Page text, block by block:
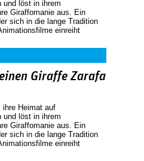
und löst in ihrem
Giraffomanie aus. Ein
sich in die lange Tradition
einreiht
Giraffe Zarafa
Heimat auf
und löst in ihrem
Giraffomanie aus. Ein
sich in die lange Tradition
einreiht